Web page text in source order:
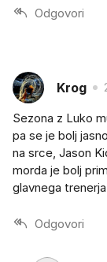
Odgovori
Krog
Sezona z Luko
pa se je bolj
na srce, Jason
morda je bolj
glavnega
Odgovori